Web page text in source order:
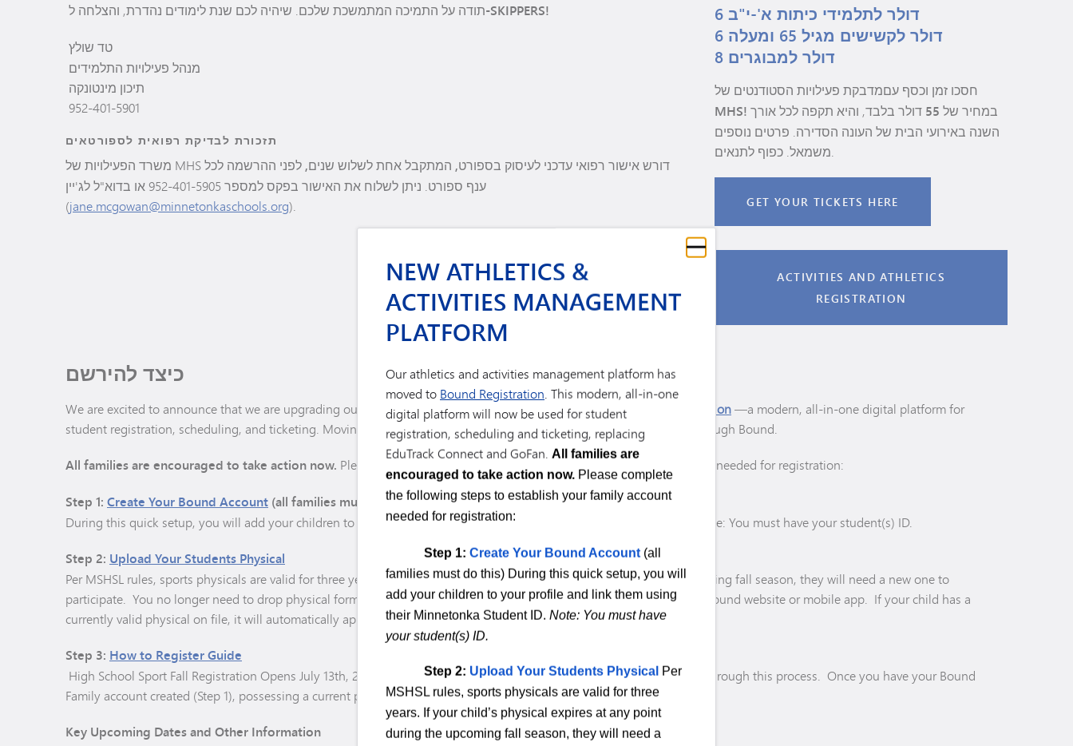
תודה על התמיכה המתמשכת שלכם. שיהיה לכם שנת לימודים נהדרת,והצלחה ל-SKIPPERS!
טד שולץ
מנהל פעילויות התלמידים
תיכון מינטונקה
952-401-5901
תזכורת לבדיקת רפואית לספורטאים
משרד הפעילויות של MHS דורש אישור רפואי עדכני לעיסוק בספורט, המתקבל אחת לשלוש שנים, לפני ההרשמה לכל
ענף ספורט. ניתן לשלוח את האישור בפקס למספר 952-401-5905 או בדוא"ל לג'יין
(jane.mcgowan@minnetonkaschools.org).
6 דולר לתלמידי כיתות א'-י"ב
6 דולר לקשישים מגיל 65 ומעלה
8 דולר למבוגרים
חסכו זמן וכסף עםמדבקת פעילויות הסטודנטים של
MHS! במחיר של 55 דולר בלבד
, והיא תקפה לכל אורך
השנה באירועי הבית של העונה הסדירה. פרטים נוספים
משמאל. כפוף לתנאים.
GET YOUR TICKETS HERE
ACTIVITIES AND ATHLETICS
REGISTRATION
כיצד להירשם
We are excited to announce that we are upgrading our athletics and activities management platform to Bound Registration—a modern, all-in-one digital platform for
student registration, scheduling, and ticketing. Moving forward, all activity and athletic registrations will take place through Bound.
All families are encouraged to take action now. Please complete the following steps to establish your family account needed for registration:
Step 1: Create Your Bound Account (all families must do this)
During this quick setup, you will add your children to your profile and link them using their Minnetonka Student ID. Note: You must have your student(s) ID.
Step 2: Upload Your Students Physical
Per MSHSL rules, sports physicals are valid for three years. If your child’s physical expires at any point during the upcoming fall season, they will need a new one to
participate. You no longer need to drop physical forms off at the AD office! You will now upload them directly via the Bound website or mobile app. If your child has a
currently valid physical on file, it will automatically appear in their Bound profile once your account is set up.
Step 3: How to Register Guide
High School Sport Fall Registration Opens July 13th, 2026 All Minnetonka Athletic and Activity Registration will occur through this process. Once you have your Bound
Family account created (Step 1), possessing a current physical (athletics) (Step 2), you are ready to register.
Key Upcoming Dates and Other Information
NEW ATHLETICS &
ACTIVITIES MANAGEMENT
PLATFORM
Our athletics and activities management platform has
moved to Bound Registration . This modern, all-in-one
digital platform will now be used for student
registration, scheduling and ticketing, replacing
EduTrack Connect and GoFan. All families are
encouraged to take action now. Please complete
the following steps to establish your family account
needed for registration:
Step 1: Create Your Bound Account (all
families must do this) During this quick setup, you will
add your children to your profile and link them using
their Minnetonka Student ID. Note: You must have
your student(s) ID.
Step 2: Upload Your Students Physical Per
MSHSL rules, sports physicals are valid for three
years. If your child’s physical expires at any point
during the upcoming fall season, they will need a